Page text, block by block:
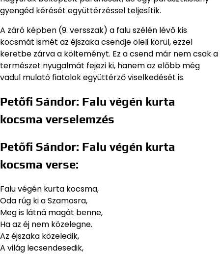
gyengéd kérését együttérzéssel teljesítik.
A záró képben (9. versszak) a falu szélén lévő kis
kocsmát ismét az éjszaka csendje öleli körül, ezzel
keretbe zárva a költeményt. Ez a csend már nem csak a
természet nyugalmát fejezi ki, hanem az előbb még
vadul mulató fiatalok együttérző viselkedését is.
Petőfi Sándor: Falu végén kurta
kocsma verselemzés
Petőfi Sándor: Falu végén kurta
kocsma verse:
Falu végén kurta kocsma,
Oda rúg ki a Szamosra,
Meg is látná magát benne,
Ha az éj nem közelegne.
Az éjszaka közeledik,
A világ lecsendesedik,